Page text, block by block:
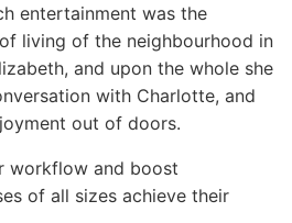
entertainment was the
living of the neighbourhood in
and upon the whole she
with Charlotte, and
out of doors.
workflow and boost
of all sizes achieve their